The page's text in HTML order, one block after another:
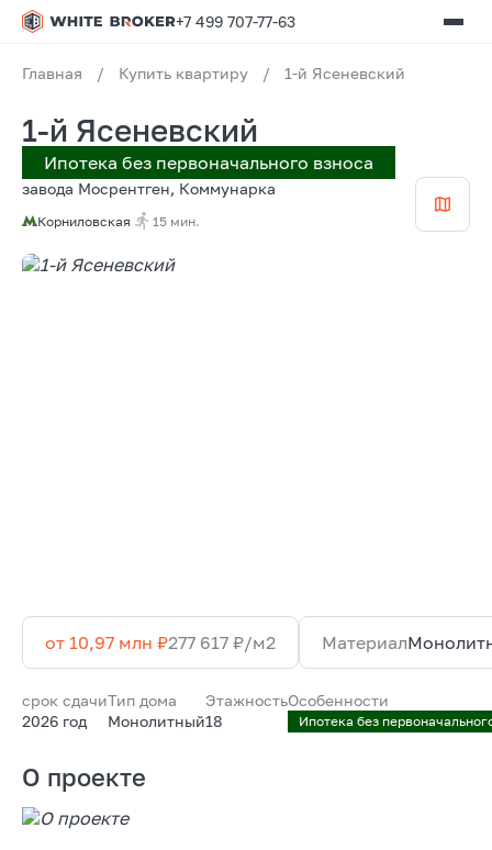
+7 499 707-77-63
Главная / Купить квартиру / 1-й Ясеневский
1-й Ясеневский
Ипотека без первоначального взноса
завода Мосрентген, Коммунарка
Корниловская 15 мин.
Материал
от 10,97 млн ₽277 617 ₽/м2
срок сдачи
2026 год
Тип дома
Монолитный
Этажность
18
Особенности
Ипотека без
О проекте